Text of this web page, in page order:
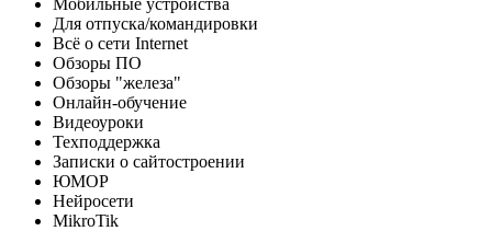
Мобильные устройства
Для отпуска/командировки
Всё о сети Internet
Обзоры ПО
Обзоры "железа"
Онлайн-обучение
Видеоуроки
Техподдержка
Записки о сайтостроении
ЮМОР
Нейросети
MikroTik